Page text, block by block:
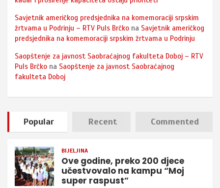
Savjetnik američkog predsjednika na komemoraciji srpskim
žrtvama u Podrinju – RTV Puls Brčko na Savjetnik američkog
predsjednika na komemoraciji srpskim žrtvama u Podrinju
Saopštenje za javnost Saobraćajnog fakulteta Doboj – RTV
Puls Brčko na Saopštenje za javnost Saobraćajnog
fakulteta Doboj
Popular Recent Commented
BIJELJINA
Ove godine, preko 200 djece
učestvovalo na kampu “Moj
super raspust”